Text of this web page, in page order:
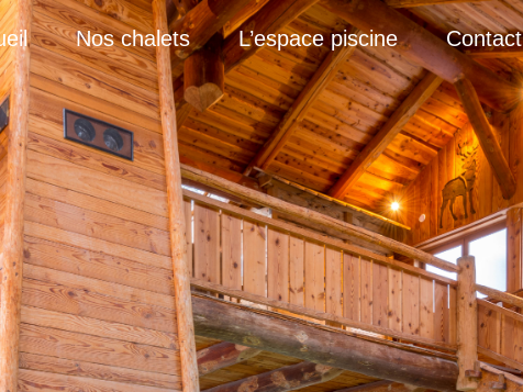
Nos chalets L’espace piscine Contact